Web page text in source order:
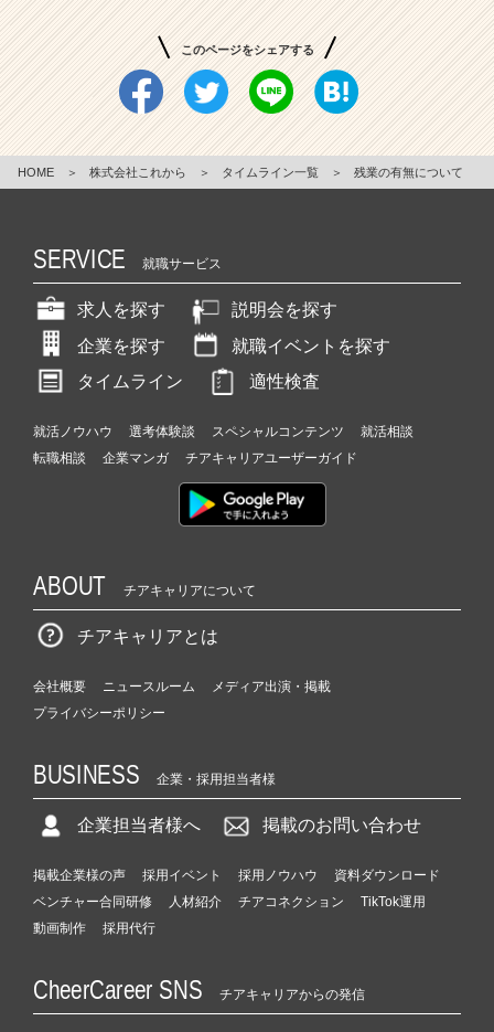
このページをシェアする
HOME ＞ 株式会社これから ＞ タイムライン一覧 ＞ 残業の有無について
SERVICE 就職サービス
求人を探す
説明会を探す
企業を探す
就職イベントを探す
タイムライン
適性検査
就活ノウハウ 選考体験談 スペシャルコンテンツ
就活相談
転職相談
企業マンガ チアキャリアユーザーガイド
ABOUT チアキャリアについて
チアキャリアとは
会社概要 ニュースルーム
メディア出演・掲載
プライバシーポリシー
BUSINESS 企業・採用担当者様
企業担当者様へ 掲載のお問い合わせ
掲載企業様の声 採用イベント 採用ノウハウ
資料ダウンロード
ベンチャー合同研修
人材紹介 チアコネクション
TikTok運用
動画制作
採用代行
CheerCareer SNS チアキャリアからの発信